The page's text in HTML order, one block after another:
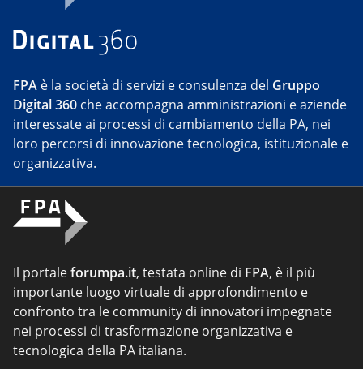
FPA è la società di servizi e consulenza del Gruppo
Digital 360 che accompagna amministrazioni e aziende
interessate ai processi di cambiamento della PA, nei
loro percorsi di innovazione tecnologica, istituzionale e
organizzativa.
Il portaleforumpa.it, testata online di FPA, è il più
importante luogo virtuale di approfondimento e
confronto tra le community di innovatori impegnate
nei processi di trasformazione organizzativa e
tecnologica della PA italiana.